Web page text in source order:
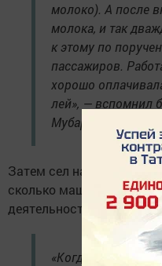
молоко). А после
молока, и так
к этому по
пассажиров.
хорошо
лей», — вспомнил
Мубаракзянов.
Затем сел на ГАЗ-51. Он
сколько машин сменил
деятельности.
«Когда случалась